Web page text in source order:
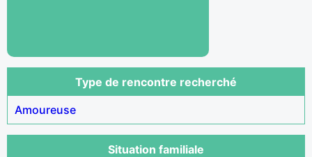
Type de rencontre recherché
Amoureuse
Situation familiale